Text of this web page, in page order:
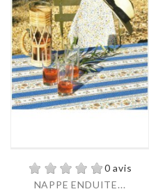
0 avis
NAPPE ENDUITE...